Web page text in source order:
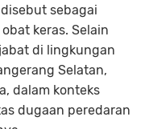
sebagai
keras. Selain
di lingkungan
Selatan,
dalam konteks
dugaan peredaran